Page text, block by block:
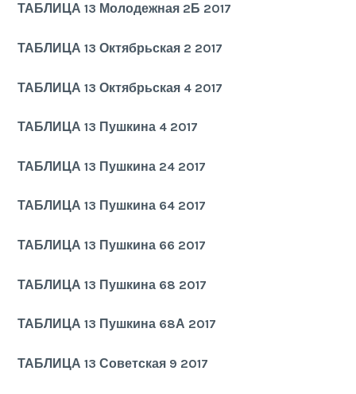
ТАБЛИЦА 13 Молодежная 2Б 2017
ТАБЛИЦА 13 Октябрьская 2 2017
ТАБЛИЦА 13 Октябрьская 4 2017
ТАБЛИЦА 13 Пушкина 4 2017
ТАБЛИЦА 13 Пушкина 24 2017
ТАБЛИЦА 13 Пушкина 64 2017
ТАБЛИЦА 13 Пушкина 66 2017
ТАБЛИЦА 13 Пушкина 68 2017
ТАБЛИЦА 13 Пушкина 68А 2017
ТАБЛИЦА 13 Советская 9 2017